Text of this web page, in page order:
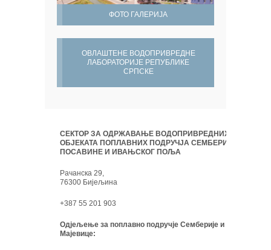
ФОТО ГАЛЕРИЈА
ОВЛАШТЕНЕ ВОДОПРИВРЕДНЕ
ЛАБОРАТОРИЈЕ РЕПУБЛИКЕ
СРПСКЕ
СЕКТОР ЗА ОДРЖАВАЊЕ ВОДОПРИВРЕДНИХ
ОБЈЕКАТА ПОПЛАВНИХ ПОДРУЧЈА СЕМБЕРИЈЕ,
ПОСАВИНЕ И ИВАЊСКОГ ПОЉА
Рачанска 29,
76300 Бијељина
+387 55 201 903
Одјељење за поплавно подручје Семберије и
Мајевице: